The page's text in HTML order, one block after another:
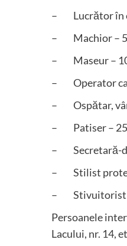
– Lucrător în
– Machior –
– Maseur –
– Operator
– Ospătar,
– Patiser – 25
– Secretară-
– Stilist
– Stivuitorist –
Persoanele
Lacului, nr. 14,